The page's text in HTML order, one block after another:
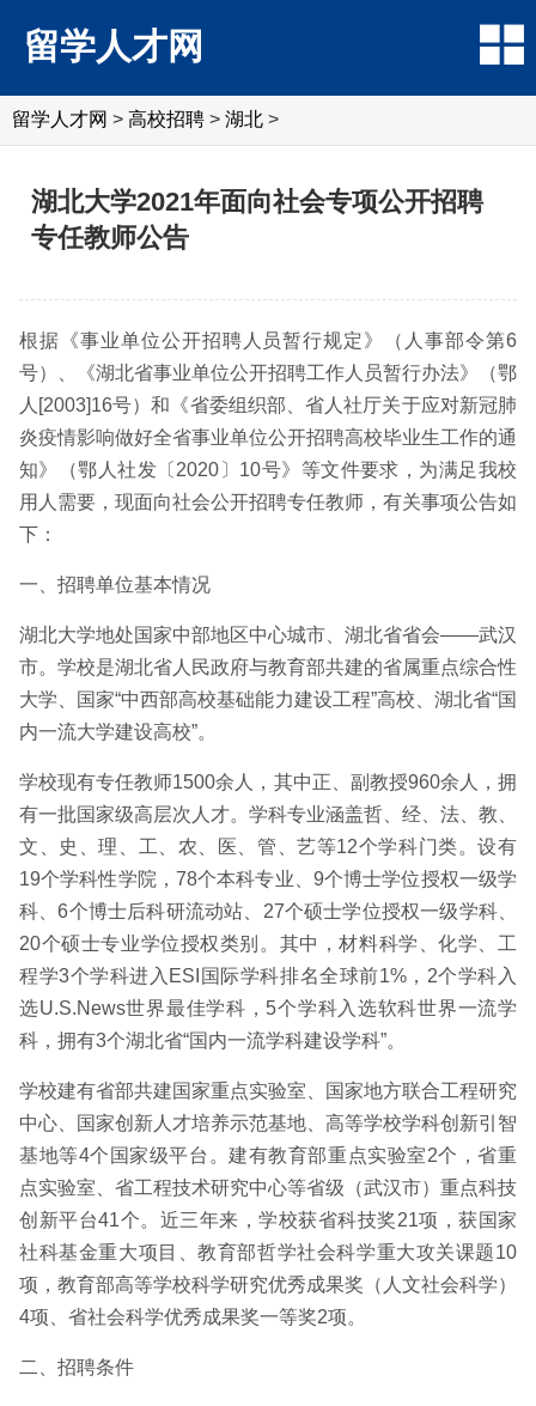
留学人才网
留学人才网 > 高校招聘 > 湖北 >
湖北大学2021年面向社会专项公开招聘
专任教师公告
根据《事业单位公开招聘人员暂行规定》（人事部令第6
号）、《湖北省事业单位公开招聘工作人员暂行办法》（鄂
人[2003]16号）和《省委组织部、省人社厅关于应对新冠肺
炎疫情影响做好全省事业单位公开招聘高校毕业生工作的通
知》（鄂人社发〔2020〕10号》等文件要求，为满足我校
用人需要，现面向社会公开招聘专任教师，有关事项公告如
下：
一、招聘单位基本情况
湖北大学地处国家中部地区中心城市、湖北省省会——武汉
市。学校是湖北省人民政府与教育部共建的省属重点综合性
大学、国家“中西部高校基础能力建设工程”高校、湖北省“国
内一流大学建设高校”。
学校现有专任教师1500余人，其中正、副教授960余人，拥
有一批国家级高层次人才。学科专业涵盖哲、经、法、教、
文、史、理、工、农、医、管、艺等12个学科门类。设有
19个学科性学院，78个本科专业、9个博士学位授权一级学
科、6个博士后科研流动站、27个硕士学位授权一级学科、
20个硕士专业学位授权类别。其中，材料科学、化学、工
程学3个学科进入ESI国际学科排名全球前1%，2个学科入
选U.S.News世界最佳学科，5个学科入选软科世界一流学
科，拥有3个湖北省“国内一流学科建设学科”。
学校建有省部共建国家重点实验室、国家地方联合工程研究
中心、国家创新人才培养示范基地、高等学校学科创新引智
基地等4个国家级平台。建有教育部重点实验室2个，省重
点实验室、省工程技术研究中心等省级（武汉市）重点科技
创新平台41个。近三年来，学校获省科技奖21项，获国家
社科基金重大项目、教育部哲学社会科学重大攻关课题10
项，教育部高等学校科学研究优秀成果奖（人文社会科学）
4项、省社会科学优秀成果奖一等奖2项。
二、招聘条件